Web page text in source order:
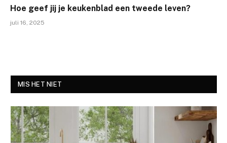
Hoe geef jij je keukenblad een tweede leven?
juli 16, 2025
MIS HET NIET